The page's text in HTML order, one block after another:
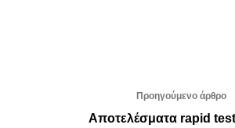
Προηγούμενο άρθρο
Αποτελέσματα rapid